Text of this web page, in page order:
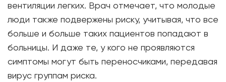
вентиляции легких. Врач отмечает, что молодые
люди также подвержены риску, учитывая, что все
больше и больше таких пациентов попадают в
больницы. И даже те, у кого не проявляются
симптомы могут быть переносчиками, передавая
вирус группам риска.